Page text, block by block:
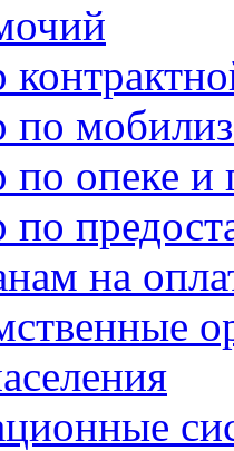
по
по опеке и
по
на